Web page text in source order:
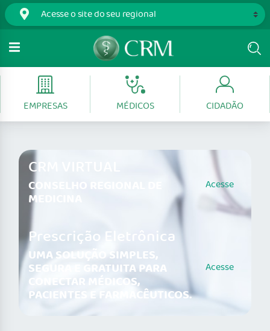
EMPRESAS MÉDICOS CIDADÃO
CRM VIRTUAL
CONSELHO REGIONAL DE
MEDICINA
Acesse
Prescrição Eletrônica
UMA SOLUÇÃO SIMPLES,
SEGURA E GRATUITA PARA
CONECTAR MÉDICOS,
PACIENTES E FARMACÊUTICOS.
Acesse